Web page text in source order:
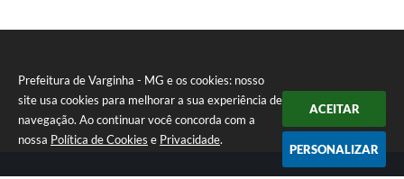
Prefeitura de Varginha - MG e os cookies: nosso
site usa cookies para melhorar a sua experiência de
navegação. Ao continuar você concorda com a
nossa Política de Cookies e Privacidade.
ACEITAR
PERSONALIZAR